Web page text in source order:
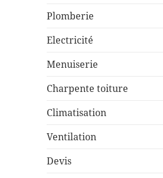
Plomberie
Electricité
Menuiserie
Charpente toiture
Climatisation
Ventilation
Devis